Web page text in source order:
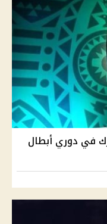
في دوري أبطال